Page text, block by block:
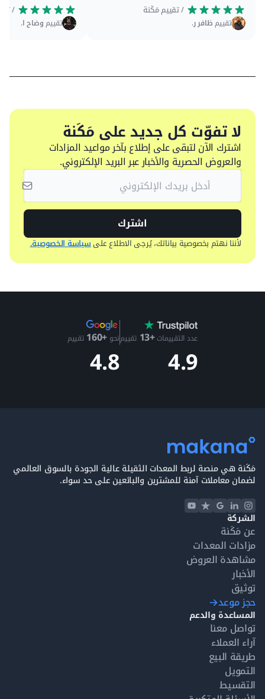
تقييمظافر ر. تقييموضاح ا.
لا تفوّت كل جديد على مَكَنة
اشترك الآن لتبقى على إطلاع بآخر مواعيد المزادات
والعروض الحصرية والأخبار عبر البريد الإلكتروني.
اشترك
لأننا نهتم بخصوصية بياناتك، يُرجى الاطلاع علىسياسة الخصوصية.
عدد التقييمات+13 تقييم
4.9
نحو +160 تقييم
4.8
مَكَنة هي منصة لربط المعدات الثقيلة عالية الجودة بالسوق العالمي
لضمان معاملات آمنة للمشترين والبائعين على حد سواء.
الشركة
عن مَكَنة
مزادات المعدات
مشاهدة العروض
الأخبار
توثيق
حجز موعد
المساعدة والدعم
تواصل معنا
آراء العملاء
طريقة البيع
التمويل
التقسيط